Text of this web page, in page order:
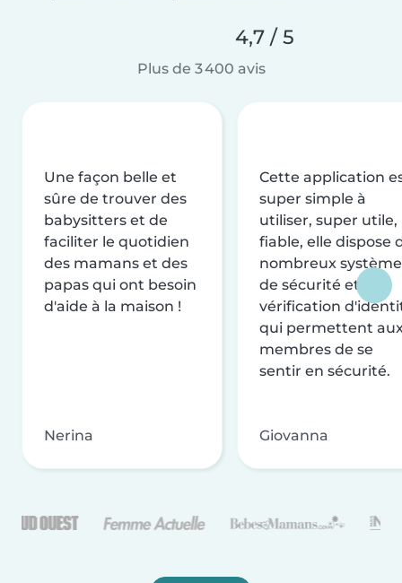
4,7 / 5
Plus de 3 400 avis
Une façon belle et
sûre de trouver des
babysitters et de
faciliter le quotidien
des mamans et des
papas qui ont besoin
d'aide à la maison !
Nerina
Cette application
super simple à
utiliser, super utile,
fiable, elle dispose
nombreux
de sécurité et de
vérification
qui permettent
membres de se
sentir en sécurité.
Giovanna